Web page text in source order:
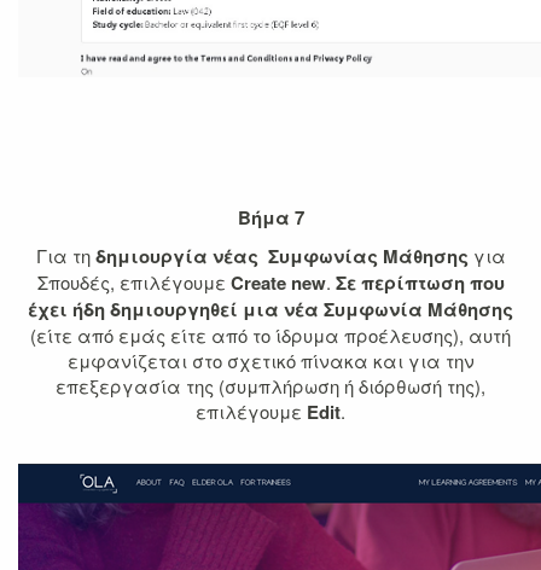
Βήμα 7
Για τηδημιουργία νέας Συμφωνίας Μάθησης για
Σπουδές, επιλέγουμε Create new. Σε περίπτωση που
έχει ήδη δημιουργηθεί μια νέα Συμφωνία Μάθησης
(είτε από εμάς είτε από το ίδρυμα προέλευσης), αυτή
εμφανίζεται στο σχετικό πίνακα και για την
επεξεργασία της (συμπλήρωση ή διόρθωσή της),
επιλέγουμε Edit.